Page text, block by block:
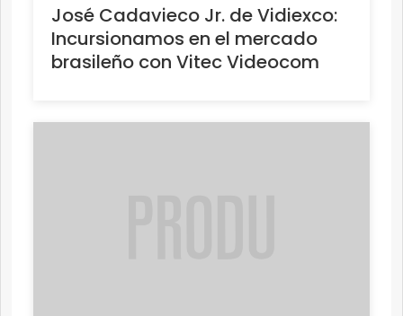
José Cadavieco Jr. de Vidiexco:
Incursionamos en el mercado
brasileño con Vitec Videocom